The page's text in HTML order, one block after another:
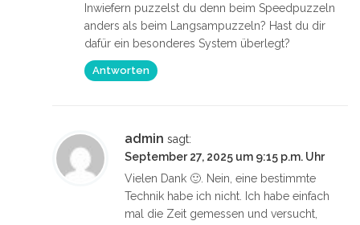
Inwiefern puzzelst du denn beim Speedpuzzeln
anders als beim Langsampuzzeln? Hast du dir
dafür ein besonderes System überlegt?
Antworten
admin sagt:
September 27, 2025 um 9:15 p.m. Uhr
Vielen Dank 🙂. Nein, eine bestimmte
Technik habe ich nicht. Ich habe einfach
mal die Zeit gemessen und versucht,